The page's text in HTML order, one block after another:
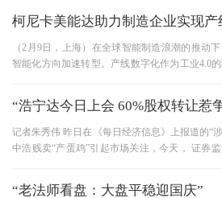
柯尼卡美能达助力制造企业实现
（2月9日，上海）在全球智能制造浪潮的推动
智能化方向加速转型。产线数字化作为工业4.0
“浩宁达今日上会 60%股权转让惹
记者朱秀伟 昨日在《每日经济信息》上报道的“
中浩贱卖“产蛋鸡”引起市场关注，今天， 证券
“老法师看盘：大盘平稳迎国庆”